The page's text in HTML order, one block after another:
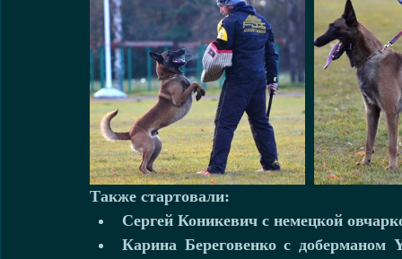
Также стартовали:
Сергей Коникевич с немецкой
Карина Береговенко с доберманом